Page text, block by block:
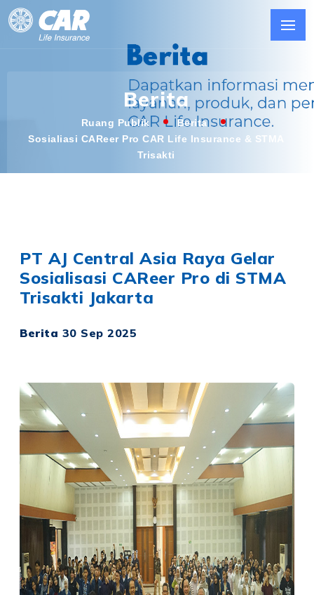
Berita
Ruang Publik
Berita
Sosialiasi CAReer Pro CAR Life Insurance & STMA
Trisakti
PT AJ Central Asia Raya Gelar
Sosialisasi CAReer Pro di STMA
Trisakti Jakarta
Berita 30 Sep 2025